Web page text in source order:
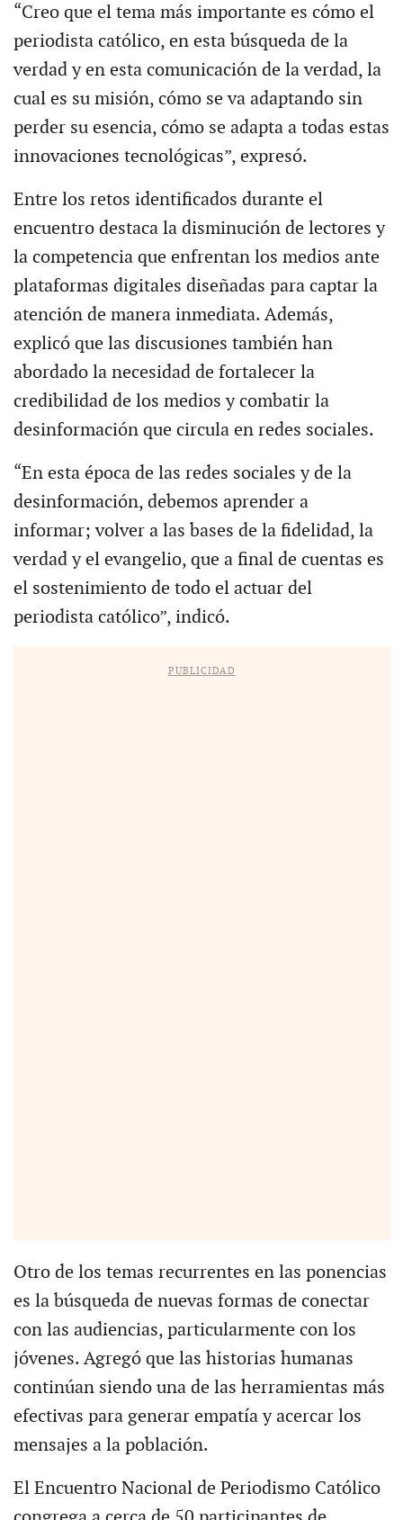
“Creo que el tema más importante es cómo el
periodista católico, en esta búsqueda de la
verdad y en esta comunicación de la verdad, la
cual es su misión, cómo se va adaptando sin
perder su esencia, cómo se adapta a todas estas
innovaciones tecnológicas”, expresó.
Entre los retos identificados durante el
encuentro destaca la disminución de lectores y
la competencia que enfrentan los medios ante
plataformas digitales diseñadas para captar la
atención de manera inmediata. Además,
explicó que las discusiones también han
abordado la necesidad de fortalecer la
credibilidad de los medios y combatir la
desinformación que circula en redes sociales.
“En esta época de las redes sociales y de la
desinformación, debemos aprender a
informar; volver a las bases de la fidelidad, la
verdad y el evangelio, que a final de cuentas es
el sostenimiento de todo el actuar del
periodista católico”, indicó.
PUBLICIDAD
Otro de los temas recurrentes en las ponencias
es la búsqueda de nuevas formas de conectar
con las audiencias, particularmente con los
jóvenes. Agregó que las historias humanas
continúan siendo una de las herramientas más
efectivas para generar empatía y acercar los
mensajes a la población.
El Encuentro Nacional de Periodismo Católico